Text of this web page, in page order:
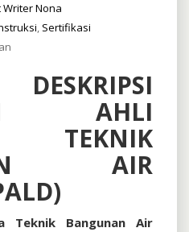
Writer Nona
, Sertifikasi
Sertifikasi
(SPALD)
AHLI
TEKNIK
AIR
Teknik Bangunan Air